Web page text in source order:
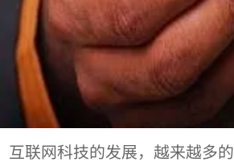
互联网科技的发展，越来越多的